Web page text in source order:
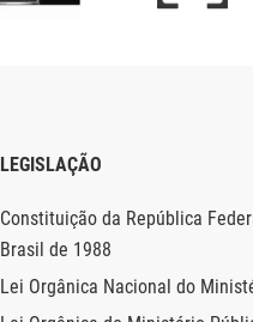
LEGISLAÇÃO
Constituição da República
Brasil de 1988
Lei Orgânica Nacional do